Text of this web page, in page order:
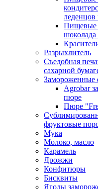
леденцов
Пищевые
шоколада
Разрыхлитель
Съедобная
сахарной
Замороженные
Agrobar
пюре
Пюре
фруктовые
Мука
Молоко, масло
Карамель
Дрожжи
Конфитюры
Бисквиты
Ягоды